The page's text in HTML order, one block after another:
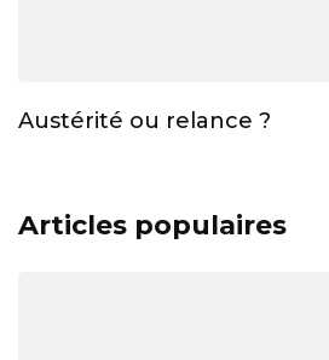
Austérité ou relance ?
Articles populaires